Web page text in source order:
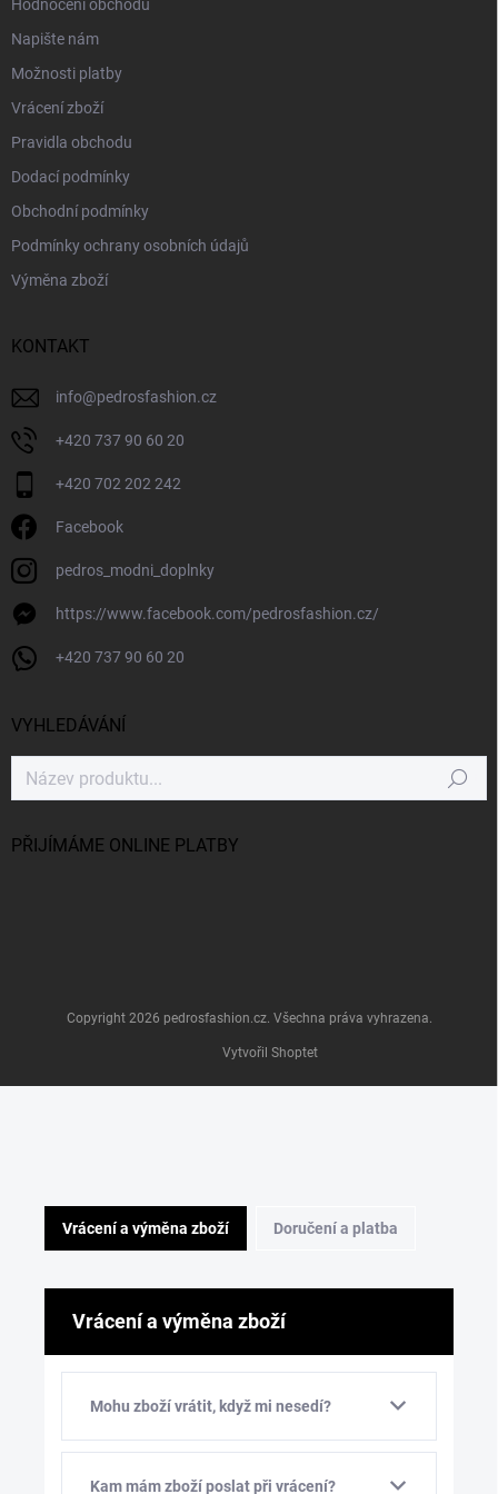
Hodnocení obchodu
Napište nám
Možnosti platby
Vrácení zboží
Pravidla obchodu
Dodací podmínky
Obchodní podmínky
Podmínky ochrany osobních údajů
Výměna zboží
KONTAKT
info@pedrosfashion.cz
+420 737 90 60 20
+420 702 202 242
Facebook
pedros_modni_doplnky
https://www.facebook.com/pedrosfashion.cz/
+420 737 90 60 20
VYHLEDÁVÁNÍ
Hledat
PŘIJÍMÁME ONLINE PLATBY
Vytvořil Shoptet
Copyright 2026 pedrosfashion.cz. Všechna práva vyhrazena.
Vrácení a výměna zboží Doručení a platba
Vrácení a výměna zboží
Mohu zboží vrátit, když mi nesedí?
Kam mám zboží poslat při vrácení?